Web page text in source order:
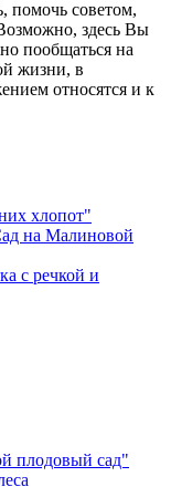
помочь советом,
здесь Вы
пообщаться на
жизни, в
относятся и к
хлопот"
на Малиновой
с речкой и
плодовый сад"